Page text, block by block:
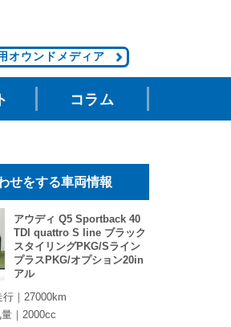
オウンドメディア
コラム
せをする車両情報
アウディ Q5 Sportback 40
TDI quattro S line ブラック
スタイリングPKG/Sライン
プラスPKG/オプション20in
アル
行｜27000km
｜2000cc